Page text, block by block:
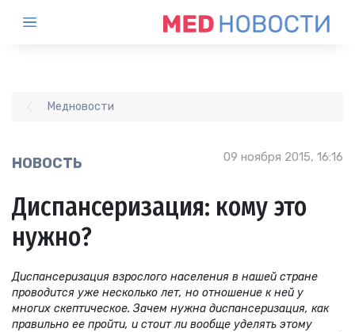
Медновости
НОВОСТЬ 09 ноября 2015, 16:16
Диспансеризация: кому это
нужно?
Диспансеризация взрослого населения в нашей стране
проводится уже несколько лет, но отношение к ней у
многих скептическое. Зачем нужна диспансеризация, как
правильно ее пройти, и стоит ли вообще уделять этому